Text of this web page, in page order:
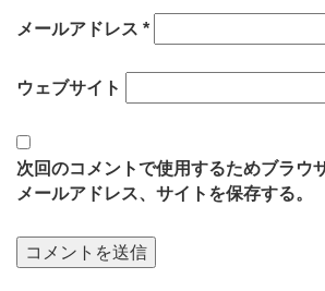
メールアドレス *
ウェブサイト
次回のコメントで使用するためブラウ
メールアドレス、サイトを保存する。